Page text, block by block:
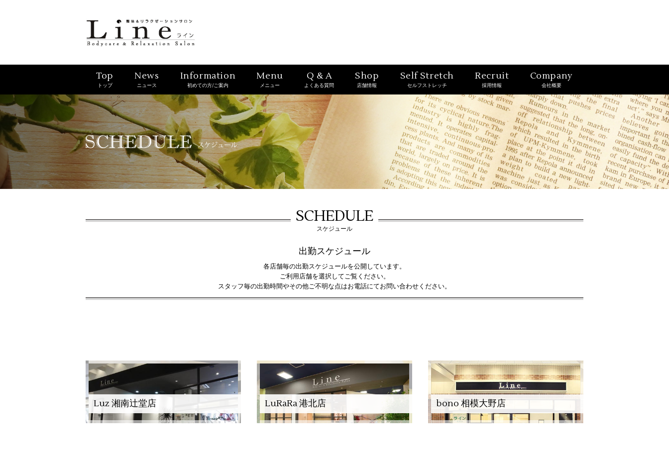
Top
トップ
News
ニュース
Information
初めての方/ご案内
Menu
メニュー
Q & A
よくある質問
Shop
店舗情報
Self Stretch
セルフストレッチ
Recruit
採用情報
Company
会社概要
SCHEDULE
スケジュール
出勤スケジュール
各店舗毎の出勤スケジュールを公開しています。
ご利用店舗を選択してご覧ください。
スタッフ毎の出勤時間やその他ご不明な点はお電話にてお問い合わせください。
Luz 湘南辻堂店 LuRaRa 港北店 bono 相模大野店